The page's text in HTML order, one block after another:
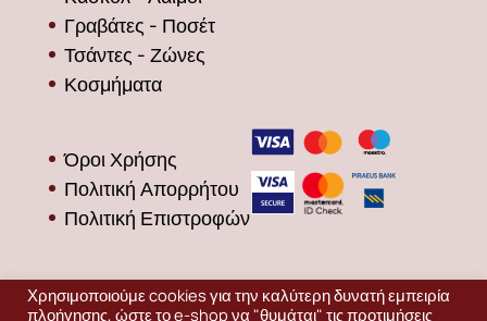
Γραβάτες - Ποσέτ
Τσάντες - Ζώνες
Κοσμήματα
Όροι Χρήσης
Πολιτική Απορρήτου
Πολιτική Επιστροφών
Χρησιμοποιούμε cookies για την καλύτερη δυνατή εμπειρία
πλοήγησης, ώστε το e-shop να "θυμάται" τις προτιμήσεις